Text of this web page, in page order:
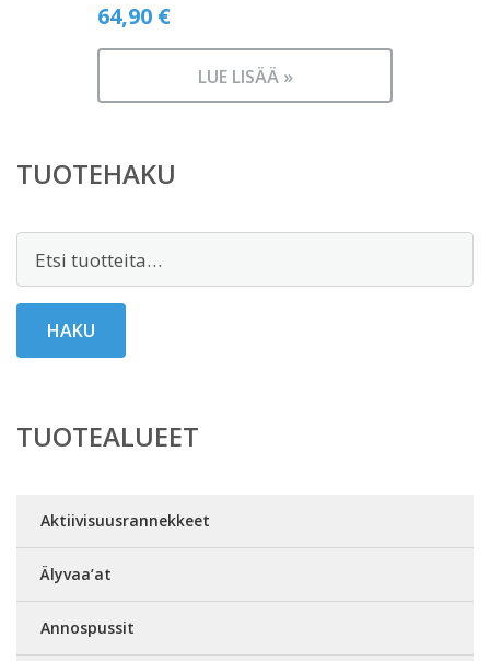
64,90 €
LUE LISÄÄ »
TUOTEHAKU
Etsi:
HAKU
TUOTEALUEET
Aktiivisuusrannekkeet
Älyvaa’at
Annospussit